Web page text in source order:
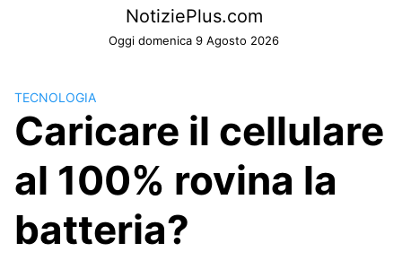
NotiziePlus.com
Oggi domenica 9 Agosto 2026
TECNOLOGIA
Caricare il cellulare
al 100% rovina la
batteria?